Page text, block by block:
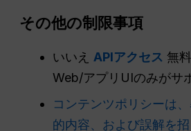
その他の制限事項
いいえAPIアクセス 無
Web/アプリUIのみがサ
コンテンツポリシーは
的内容、および誤解を